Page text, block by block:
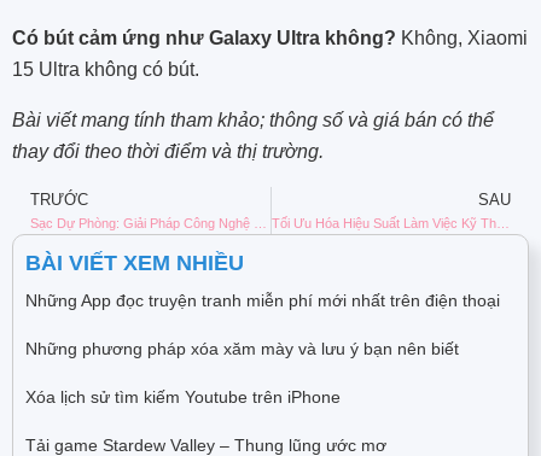
Có bút cảm ứng như Galaxy Ultra không? Không, Xiaomi
15 Ultra không có bút.
Bài viết mang tính tham khảo; thông số và giá bán có thể
thay đổi theo thời điểm và thị trường.
TRƯỚC SAU
Tối Ưu Hóa Hiệu Suất Làm Việc Kỹ Thuật Số: Hành Trình Làm Chủ Nền Tảng Lưu Trữ Đám Mây Dropbox
BÀI VIẾT XEM NHIỀU
Những App đọc truyện tranh miễn phí mới nhất trên điện thoại
Những phương pháp xóa xăm mày và lưu ý bạn nên biết
Xóa lịch sử tìm kiếm Youtube trên iPhone
Tải game Stardew Valley – Thung lũng ước mơ